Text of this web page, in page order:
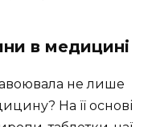
в медицині
не лише
На її основі